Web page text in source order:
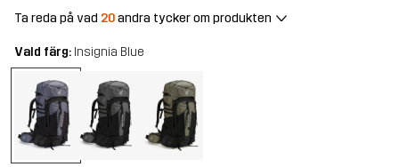
Ta reda på vad 20andra tycker om produkten
Vald färg: Insignia Blue